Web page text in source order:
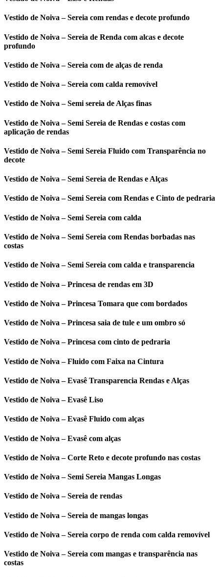
Vestido de Noiva – Sereia com rendas e decote profundo
Vestido de Noiva – Sereia de Renda com alcas e decote
profundo
Vestido de Noiva – Sereia com de alças de renda
Vestido de Noiva – Sereia com calda removível
Vestido de Noiva – Semi sereia de Alças finas
Vestido de Noiva – Semi Sereia de Rendas e costas com
aplicação de rendas
Vestido de Noiva – Semi Sereia Fluido com Transparência no
decote
Vestido de Noiva – Semi Sereia de Rendas e Alças
Vestido de Noiva – Semi Sereia com Rendas e Cinto de pedraria
Vestido de Noiva – Semi Sereia com calda
Vestido de Noiva – Semi Sereia com Rendas borbadas nas
costas
Vestido de Noiva – Semi Sereia com calda e transparencia
Vestido de Noiva – Princesa de rendas em 3D
Vestido de Noiva – Princesa Tomara que com bordados
Vestido de Noiva – Princesa saia de tule e um ombro só
Vestido de Noiva – Princesa com cinto de pedraria
Vestido de Noiva – Fluido com Faixa na Cintura
Vestido de Noiva – Evasê Transparencia Rendas e Alças
Vestido de Noiva – Evasê Liso
Vestido de Noiva – Evasê Fluido com alças
Vestido de Noiva – Evasê com alças
Vestido de Noiva – Corte Reto e decote profundo nas costas
Vestido de Noiva – Semi Sereia Mangas Longas
Vestido de Noiva – Sereia de rendas
Vestido de Noiva – Sereia de mangas longas
Vestido de Noiva – Sereia corpo de renda com calda removível
Vestido de Noiva – Sereia com mangas e transparência nas
costas